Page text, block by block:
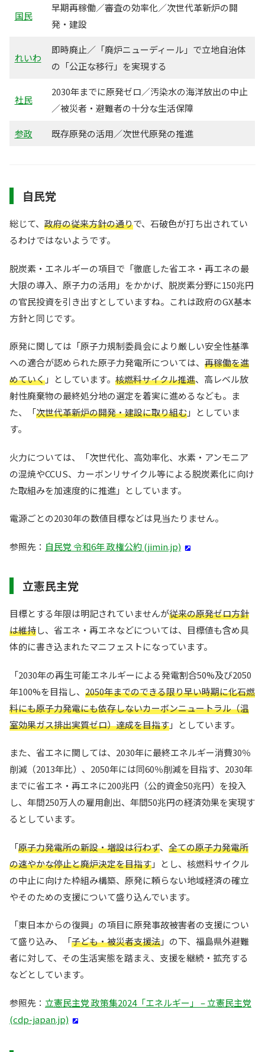
国民
早期再稼働／審査の効率化／次世代革新炉の開
発・建設
れいわ
即時廃止／「廃炉ニューディール」で立地自治体
の「公正な移行」を実現する
社民
2030年までに原発ゼロ／汚染水の海洋放出の中止
／被災者・避難者の十分な生活保障
参政 既存原発の活用／次世代原発の推進
自民党
総じて、 政府の従来方針の通りで、石破色が打ち出されてい
るわけではないようです。
脱炭素・エネルギーの項目で「徹底した省エネ・再エネの最
大限の導入、原子力の活用」をかかげ、脱炭素分野に150兆円
の官民投資を引き出すとしていますね。これは政府のGX基本
方針と同じです。
原発に関しては「原子力規制委員会により厳しい安全性基準
への適合が認められた原子力発電所については、 再稼働を進
めていく」としています。 核燃料サイクル推進、高レベル放
射性廃棄物の最終処分地の選定を着実に進めるなども。ま
た、「次世代革新炉の開発・建設に取り組む」としていま
す。
火力については、「次世代化、高効率化、水素・アンモニア
の混焼やCCUS、カーボンリサイクル等による脱炭素化に向け
た取組みを加速度的に推進」としています。
電源ごとの2030年の数値目標などは見当たりません。
参照先： 自民党 令和6年 政権公約 (jimin.jp)
立憲民主党
目標とする年限は明記されていませんが従来の原発ゼロ方針
は維持し、省エネ・再エネなどについては、目標値も含め具
体的に書き込まれたマニフェストになっています。
「2030年の再生可能エネルギーによる発電割合50%及び2050
年100%を目指し、 2050年までのできる限り早い時期に化石燃
料にも原子力発電にも依存しないカーボンニュートラル（温
室効果ガス排出実質ゼロ）達成を目指す」としています。
また、省エネに関しては、2030年に最終エネルギー消費30％
削減（2013年比）、2050年には同60％削減を目指す、2030年
までに省エネ・再エネに200兆円（公的資金50兆円）を投入
し、年間250万人の雇用創出、年間50兆円の経済効果を実現す
るとしています。
「原子力発電所の新設・増設は行わず、 全ての原子力発電所
の速やかな停止と廃炉決定を目指す」とし、核燃料サイクル
の中止に向けた枠組み構築、原発に頼らない地域経済の確立
やそのための支援について盛り込んでいます。
「東日本からの復興」の項目に原発事故被害者の支援につい
て盛り込み、「子ども・被災者支援法」の下、福島県外避難
者に対して、その生活実態を踏まえ、支援を継続・拡充する
などとしています。
参照先： 立憲民主党 政策集2024「エネルギー」 – 立憲民主党
(cdp-japan.jp)